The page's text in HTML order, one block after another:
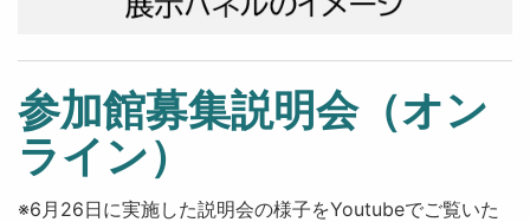
参加館募集説明会（オン
ライン）
※6月26日に実施した説明会の様子をYoutubeでご覧いた